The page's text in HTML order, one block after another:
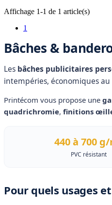
Affichage 1-1 de 1 article(s)
1
Bâches &
Les bâches publicitaires
intempéries, économiques
Printécom vous propose une
quadrichromie, finitions
440 à 700 g/
PVC résistant
Pour quels usages